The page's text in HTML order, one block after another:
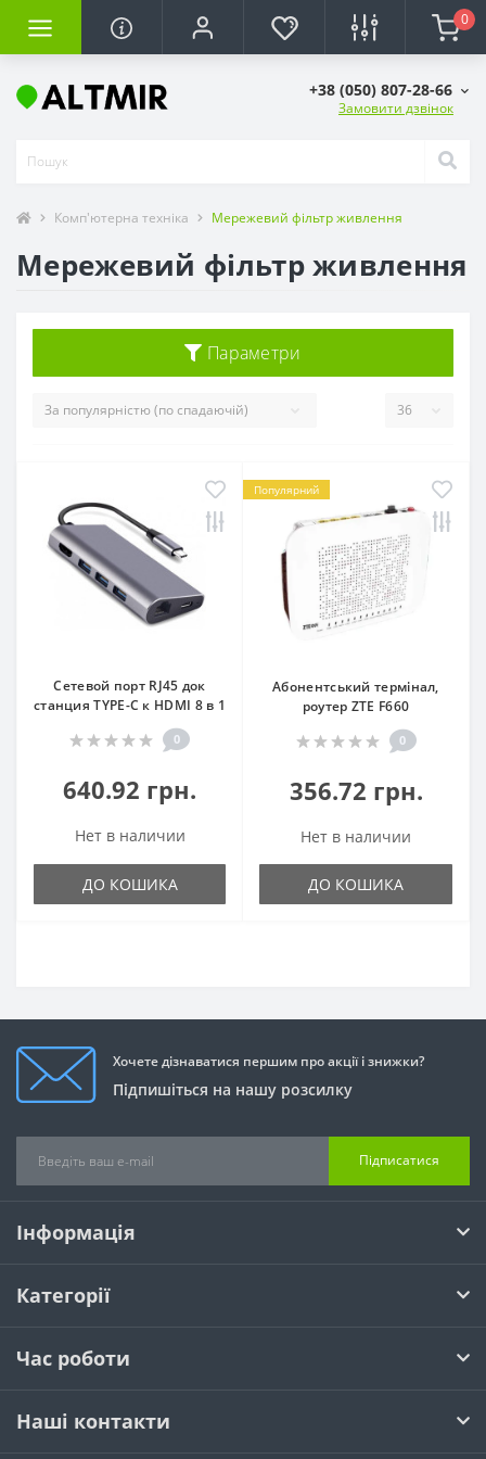
0
+38 (050) 807-28-66
Замовити дзвінок
Комп'ютерна техніка Мережевий фільтр живлення
Мережевий фільтр живлення
Параметри
Сетевой порт RJ45 док
станция TYPE-C к HDMI 8 в 1
0
640.92 грн.
Нет в наличии
ДО КОШИКА
Популярний
Абонентський термінал,
роутер ZTE F660
0
356.72 грн.
Нет в наличии
ДО КОШИКА
Хочете дізнаватися першим про акції і знижки?
Підпишіться на нашу розсилку
Підписатися
Інформація
Категорії
Час роботи
Наші контакти